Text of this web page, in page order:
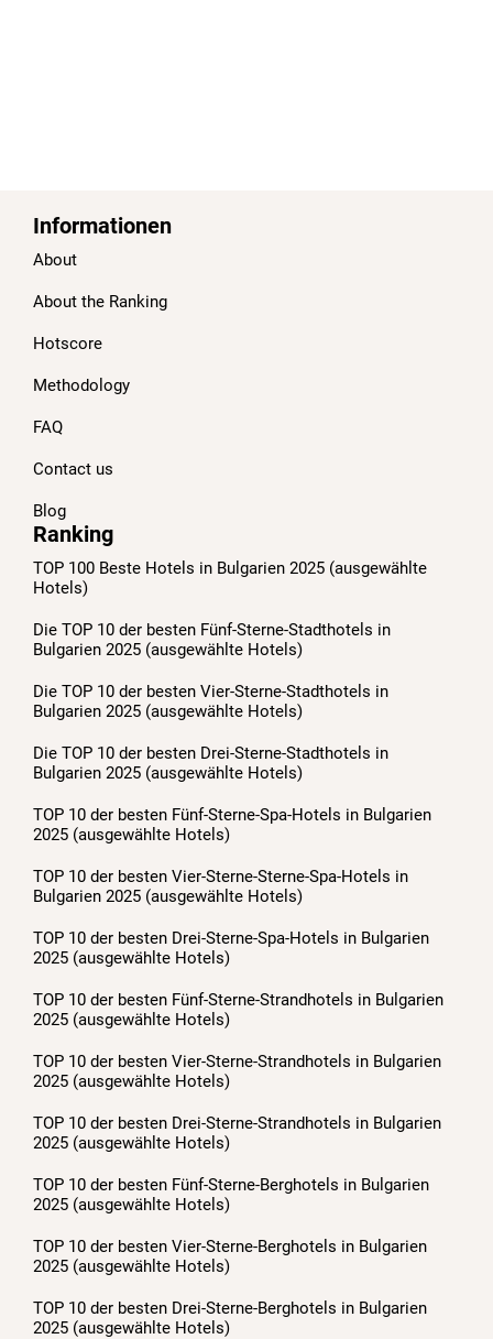
Informationen
About
About the Ranking
Hotscore
Methodology
FAQ
Contact us
Blog
Ranking
TOP 100 Beste Hotels in Bulgarien 2025 (ausgewählte
Hotels)
Die TOP 10 der besten Fünf-Sterne-Stadthotels in
Bulgarien 2025 (ausgewählte Hotels)
Die TOP 10 der besten Vier-Sterne-Stadthotels in
Bulgarien 2025 (ausgewählte Hotels)
Die TOP 10 der besten Drei-Sterne-Stadthotels in
Bulgarien 2025 (ausgewählte Hotels)
TOP 10 der besten Fünf-Sterne-Spa-Hotels in Bulgarien
2025 (ausgewählte Hotels)
TOP 10 der besten Vier-Sterne-Sterne-Spa-Hotels in
Bulgarien 2025 (ausgewählte Hotels)
TOP 10 der besten Drei-Sterne-Spa-Hotels in Bulgarien
2025 (ausgewählte Hotels)
TOP 10 der besten Fünf-Sterne-Strandhotels in Bulgarien
2025 (ausgewählte Hotels)
TOP 10 der besten Vier-Sterne-Strandhotels in Bulgarien
2025 (ausgewählte Hotels)
TOP 10 der besten Drei-Sterne-Strandhotels in Bulgarien
2025 (ausgewählte Hotels)
TOP 10 der besten Fünf-Sterne-Berghotels in Bulgarien
2025 (ausgewählte Hotels)
TOP 10 der besten Vier-Sterne-Berghotels in Bulgarien
2025 (ausgewählte Hotels)
TOP 10 der besten Drei-Sterne-Berghotels in Bulgarien
2025 (ausgewählte Hotels)